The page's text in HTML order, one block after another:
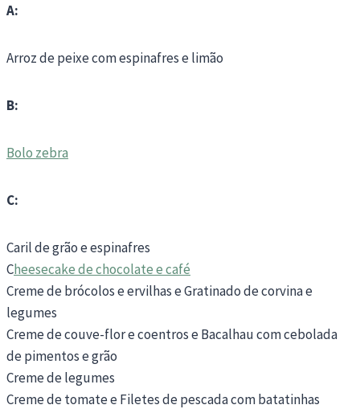
A:
Arroz de peixe com espinafres e limão
B:
Bolo zebra
C:
Caril de grão e espinafres
Cheesecake de chocolate e café
Creme de brócolos e ervilhas e Gratinado de corvina e
legumes
Creme de couve-flor e coentros e Bacalhau com cebolada
de pimentos e grão
Creme de legumes
Creme de tomate e Filetes de pescada com batatinhas